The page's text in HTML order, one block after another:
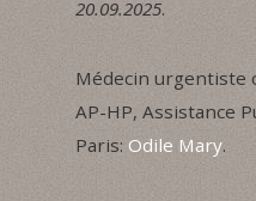
20.09.2025.
Médecin urgentiste
AP-HP, Assistance
Paris: Odile Mary.